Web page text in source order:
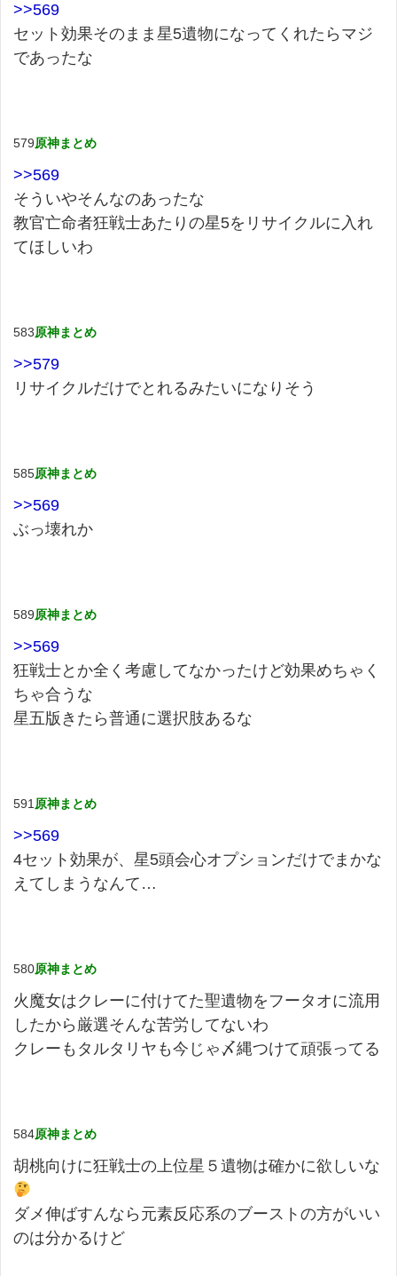
>>569
セット効果そのまま星5遺物になってくれたらマジ
であったな
579原神まとめ
>>569
そういやそんなのあったな
教官亡命者狂戦士あたりの星5をリサイクルに入れ
てほしいわ
583原神まとめ
>>579
リサイクルだけでとれるみたいになりそう
585原神まとめ
>>569
ぶっ壊れか
589原神まとめ
>>569
狂戦士とか全く考慮してなかったけど効果めちゃく
ちゃ合うな
星五版きたら普通に選択肢あるな
591原神まとめ
>>569
4セット効果が、星5頭会心オプションだけでまかな
えてしまうなんて…
580原神まとめ
火魔女はクレーに付けてた聖遺物をフータオに流用
したから厳選そんな苦労してないわ
クレーもタルタリヤも今じゃ〆縄つけて頑張ってる
584原神まとめ
胡桃向けに狂戦士の上位星５遺物は確かに欲しいな
ダメ伸ばすんなら元素反応系のブーストの方がいい
のは分かるけど